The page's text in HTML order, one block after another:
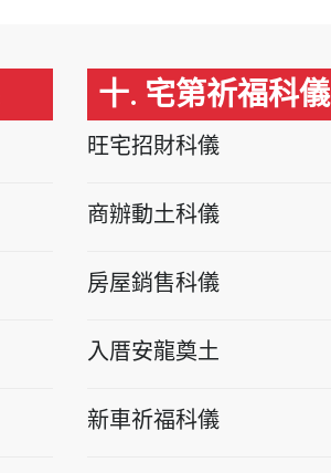
十. 宅第祈福科儀
旺宅招財科儀
商辦動土科儀
房屋銷售科儀
入厝安龍奠土
新車祈福科儀